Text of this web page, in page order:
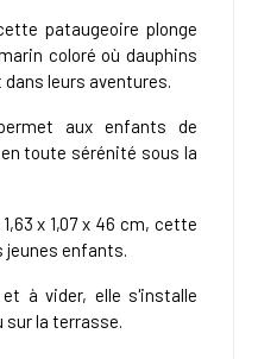
pataugeoire plonge
coloré où dauphins
leurs aventures.
aux enfants de
toute sérénité sous la
x 1,07 x 46 cm, cette
jeunes enfants.
à vider, elle s'installe
sur la terrasse.